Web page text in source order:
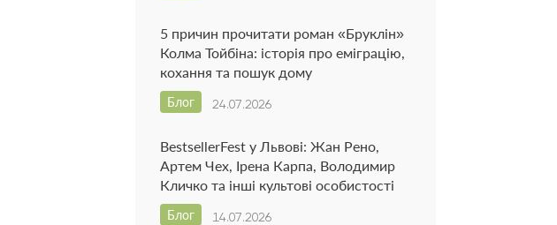
5 причин прочитати роман «Бруклін»
Колма Тойбіна: історія про еміграцію,
кохання та пошук дому
24.07.2026
Блог
BestsellerFest у Львові: Жан Рено,
Артем Чех, Ірена Карпа, Володимир
Кличко та інші культові особистості
14.07.2026
Блог